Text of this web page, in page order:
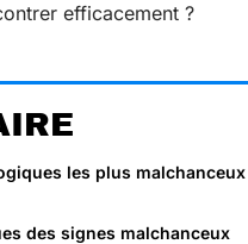
efficacement ?
les plus malchanceux
des signes malchanceux